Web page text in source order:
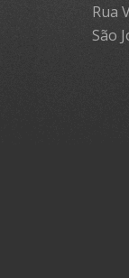
Rua
São